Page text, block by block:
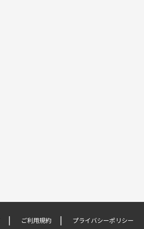
ご利用規約 プライバシーポリシー